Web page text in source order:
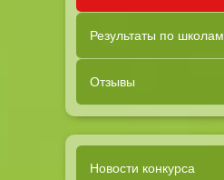
Результаты по школам
Отзывы
Новости конкурса